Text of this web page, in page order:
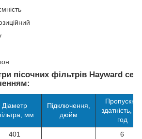
пісочних фільтрів Hayward
Діаметр
мм
Підключення,
дюйм
Пропускна
здатність,
год
401
6